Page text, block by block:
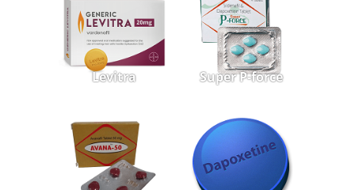
Levitra Super P-force